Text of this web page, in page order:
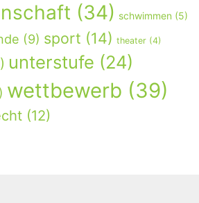
(34) schwimmen (5)
(9) sport (14) theater (4)
unterstufe (24)
wettbewerb (39)
(12)